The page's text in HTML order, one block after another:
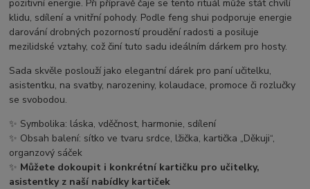
pozitivní energie. Při přípravě čaje se tento rituál může stát chvílí
klidu, sdílení a vnitřní pohody. Podle feng shui podporuje energie
darování drobných pozorností proudění radosti a posiluje
mezilidské vztahy, což činí tuto sadu ideálním dárkem pro hosty.
Sada skvěle poslouží jako elegantní dárek pro paní učitelku,
asistentku, na svatby, narozeniny, kolaudace, promoce či rozlučky
se svobodou.
✨ Symbolika: láska, vděčnost, harmonie, sdílení
✨ Obsah balení: sítko ve tvaru srdce, lžička, kartička „Děkuji“,
organzový sáček
✨ Můžete dokoupit i konkrétní kartičku pro učitelky,
asistentky z naší nabídky kartiček